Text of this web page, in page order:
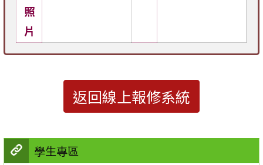
學生專區
照
片
返回線上報修系統